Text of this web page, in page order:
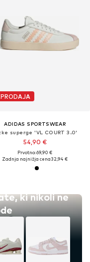
ADIDAS SPORTSWEAR
superge 'VL COURT 3.0'
54,90 €
Prvotno: 69,90 €
Zadnja najnižja cena32,94 €
ki nikoli ne